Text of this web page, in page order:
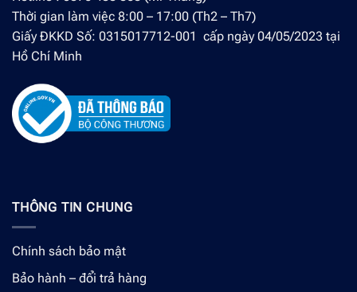
Thời gian làm việc 8:00 – 17:00 (Th2 – Th7)
Giấy ĐKKD Số: 0315017712-001 cấp ngày 04/05/2023 tại
Hồ Chí Minh
THÔNG TIN CHUNG
Chính sách bảo mật
Bảo hành – đổi trả hàng